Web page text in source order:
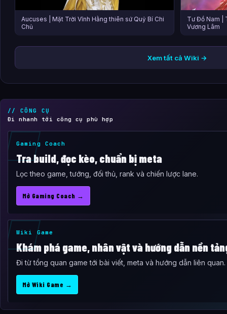
Aucuses | Mặt Trời Vĩnh Hằng thiên sứ Quỷ Bí Chi
Chủ
Tư Đồ Nam |
Vương Lâm
Xem tất cả Wiki →
// CÔNG CỤ
Đi nhanh tới công cụ phù hợp
Gaming Coach
Tra build, đọc kèo, chuẩn bị meta
Lọc theo game, tướng, đối thủ, rank và chiến lược lane.
Mở Gaming Coach →
Wiki Game
Khám phá game, nhân vật và hướng dẫn nền
Đi từ tổng quan game tới bài viết, meta và hướng dẫn liên quan.
Mở Wiki Game →